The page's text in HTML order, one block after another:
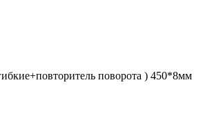
поворота ) 450*8мм